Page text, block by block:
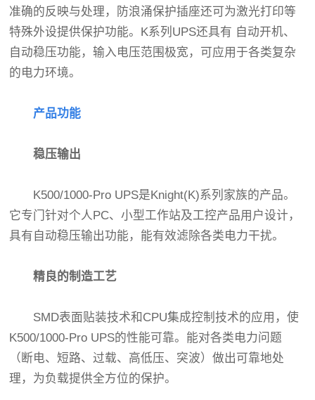
准确的反映与处理，防浪涌保护插座还可为激光打印等
特殊外设提供保护功能。K系列UPS还具有 自动开机、
自动稳压功能，输入电压范围极宽，可应用于各类复杂
的电力环境。
产品功能
稳压输出
K500/1000-Pro UPS是Knight(K)系列家族的产品。
它专门针对个人PC、小型工作站及工控产品用户设计，
具有自动稳压输出功能，能有效滤除各类电力干扰。
精良的制造工艺
SMD表面贴装技术和CPU集成控制技术的应用，使
K500/1000-Pro UPS的性能可靠。能对各类电力问题
（断电、短路、过载、高低压、突波）做出可靠地处
理，为负载提供全方位的保护。